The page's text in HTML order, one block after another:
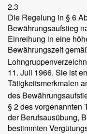
2.3
Die Regelung in § 6
Bewährungsaufstieg
Einreihung in eine
Bewährungszeit
11. Juli 1966. Sie ist
Tätigkeitsmerkmalen
des
§ 2 des vorgenannten
der Berufsausübung,
bestimmten